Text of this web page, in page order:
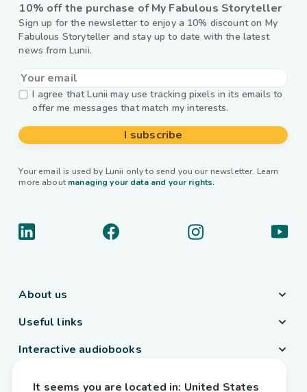
10% off the purchase of My Fabulous Storyteller
Sign up for the newsletter to enjoy a 10% discount on My
Fabulous Storyteller and stay up to date with the latest
news from Lunii.
I agree that Lunii may use tracking pixels in its emails to
offer me messages that match my interests.
I subscribe
Your email is used by Lunii only to send you our newsletter. Learn
more about managing your data and your rights.
About us
Useful links
Interactive audiobooks
It seems you are located in: United States